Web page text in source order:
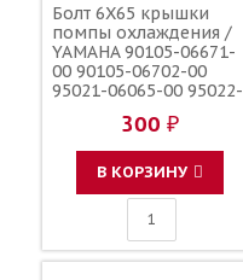
Болт 6X65 крышки
помпы охлаждения /
YAMAHA 90105-06671-
00 90105-06702-00
95021-06065-00 95022-
300 ₽
В КОРЗИНУ